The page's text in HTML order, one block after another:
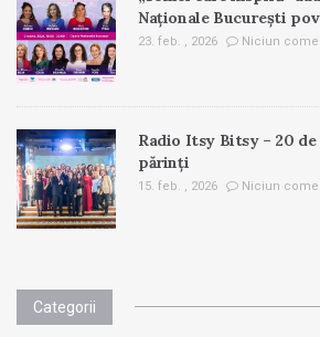
Naționale București
23. feb. , 2026 Niciun
Radio Itsy Bitsy – 20
părinți
15. feb. , 2026 Niciun
Categorii